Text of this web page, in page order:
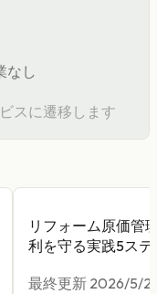
なし
スに遷移します
リフォーム原価管
利を守る実践5ステ
最終更新 2026/5/